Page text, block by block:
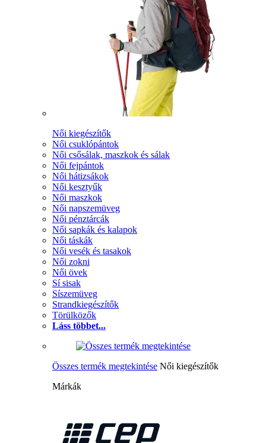
Női kiegészítők
Női csuklópántok
Női csősálak, maszkok és sálak
Női fejpántok
Női hátizsákok
Női kesztyűk
Női maszkok
Női napszemüveg
Női pénztárcák
Női sapkák és kalapok
Női táskák
Női vesék és tasakok
Női zokni
Női övek
Sí sisak
Síszemüveg
Strandkiegészítők
Törülközők
Láss többet...
Összes termék megtekintése Női kiegészítők
Márkák